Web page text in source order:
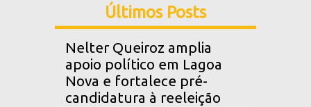
Últimos Posts
Nelter Queiroz amplia
apoio político em Lagoa
Nova e fortalece pré-
candidatura à reeleição